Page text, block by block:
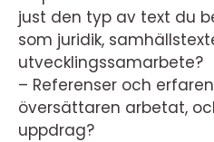
just den typ av text du
som juridik,
utvecklingssamarbete?
– Referenser och
översättaren arbetat,
uppdrag?